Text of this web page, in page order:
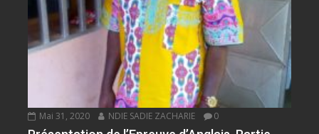
Mai 31, 2020 NDIE SADIE ZACHARIE 0